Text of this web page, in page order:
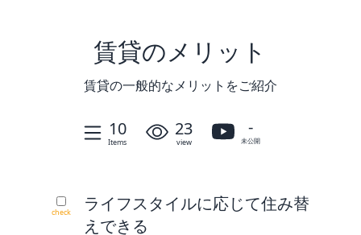
賃貸のメリット
賃貸の一般的なメリットをご紹介
10
Items
23
view
-
未公開
check
ライフスタイルに応じて住み替
えできる